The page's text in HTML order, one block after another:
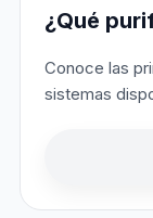
¿Qué
Conoce las
sistemas